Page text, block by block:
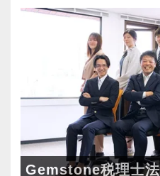
は、今まさに急成⻑中
テレビや雑誌等で、取
くありません。富裕層
能。
ビジネス共創の現場で
つ、経営者と同じ目線
ができます。
新人教育は家庭教師方
ついて指導します。
当社ではチーム制を取
ション重視。
スタッフ同士で情報共
件にあたるスタイルで
安心してこの業界に飛
Gemstone税理士